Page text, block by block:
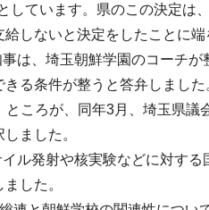
ています。県のこの決定は
しないと決定をしたことに端
は、埼玉朝鮮学園のコーチが
る条件が整うと答弁しました
ころが、同年3月、埼玉県議
ました。
ル発射や核実験などに対する
した。